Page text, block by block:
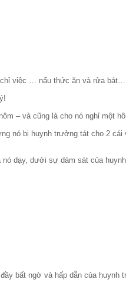
chỉ việc … nấu thức ăn và rửa bát…
– và cũng là cho nó nghỉ một
nó bị huynh trưởng tát cho 2
dạy, dưới sự dám sát của
bất ngờ và hấp dẫn của huynh